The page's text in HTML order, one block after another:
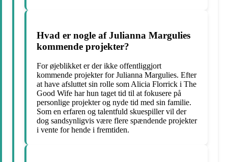
Hvad er nogle af Julianna Margulies
kommende projekter?
For øjeblikket er der ikke offentliggjort
kommende projekter for Julianna Margulies. Efter
at have afsluttet sin rolle som Alicia Florrick i The
Good Wife har hun taget tid til at fokusere på
personlige projekter og nyde tid med sin familie.
Som en erfaren og talentfuld skuespiller vil der
dog sandsynligvis være flere spændende projekter
i vente for hende i fremtiden.